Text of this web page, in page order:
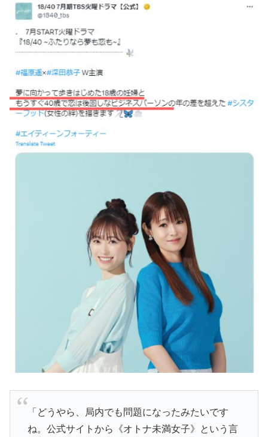
「どうやら、局内でも問題になったみたいです
ね。公式サイトから《オトナ未満女子》という言